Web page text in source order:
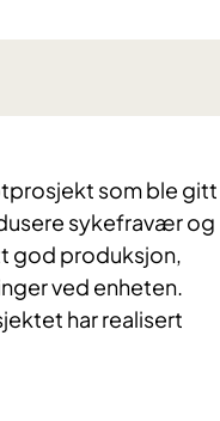
som ble gitt
sykefravær og
god produksjon,
ved enheten.
har realisert